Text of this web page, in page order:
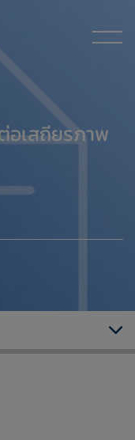
เสถียรภาพ